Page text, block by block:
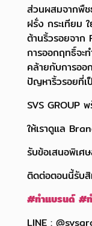
ส่วนผสมจากพื
ฝรั่ง กระเทียม
ต้านริ้วรอยจาก
การออกฤทธิ์จะ
คล้ายกับการออ
ปัญหาริ้วรอยที่
SVS GROUP
ให้เราดูแล
รับข้อเสนอพิเศ
ติดต่อตอนนี้รับ
#ทำแบรนด์ #
LINE :